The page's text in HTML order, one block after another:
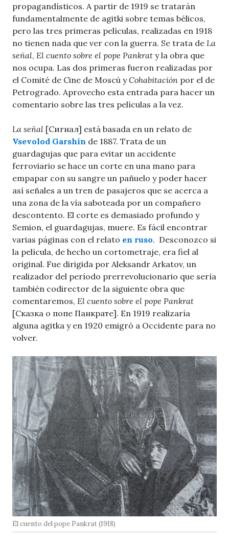
propagandísticos. A partir de 1919 se tratarán
fundamentalmente de agitki sobre temas bélicos,
pero las tres primeras películas, realizadas en 1918
no tienen nada que ver con la guerra. Se trata de La
señal, El cuento sobre el pope Pankrat y la obra que
nos ocupa. Las dos primeras fueron realizadas por
el Comité de Cine de Moscú yCohabitación por el de
Petrogrado. Aprovecho esta entrada para hacer un
comentario sobre las tres películas a la vez.
La señal [Сигнал] está basada en un relato de
Vsevolod Garshin de 1887. Trata de un
guardagujas que para evitar un accidente
ferroviario se hace un corte en una mano para
empapar con su sangre un pañuelo y poder hacer
así señales a un tren de pasajeros que se acerca a
una zona de la vía saboteada por un compañero
descontento. El corte es demasiado profundo y
Semion, el guardagujas, muere. Es fácil encontrar
varias páginas con el relato en ruso. Desconozco si
la película, de hecho un cortometraje, era fiel al
original. Fue dirigida por Aleksandr Arkatov, un
realizador del período prerrevolucionario que sería
también codirector de la siguiente obra que
comentaremos, El cuento sobre el pope Pankrat
[Сказка о попе Панкрате]. En 1919 realizaría
alguna agitka y en 1920 emigró a Occidente para no
volver.
El cuento del pope Pankrat (1918)